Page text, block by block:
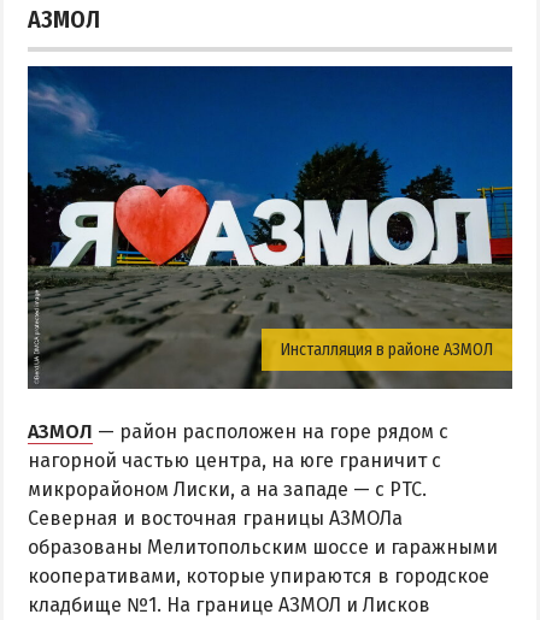
АЗМОЛ
Инсталляция в районе АЗМОЛ
АЗМОЛ — район расположен на горе рядом с
нагорной частью центра, на юге граничит с
микрорайоном Лиски, а на западе — с РТС.
Северная и восточная границы АЗМОЛа
образованы Мелитопольским шоссе и гаражными
кооперативами, которые упираются в городское
кладбище №1. На границе АЗМОЛ и Лисков